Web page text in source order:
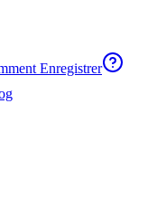
Enregistrer